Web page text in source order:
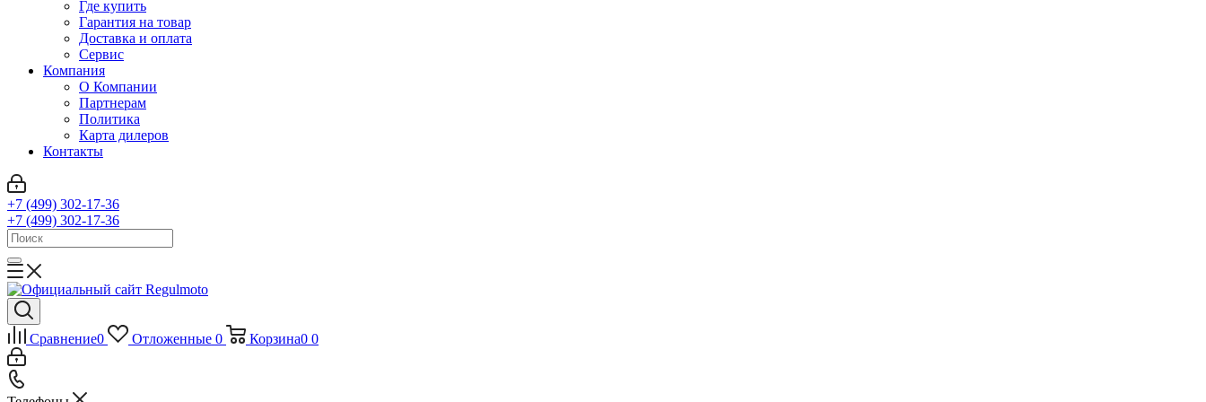
Где купить
Гарантия на товар
Доставка и оплата
Сервис
Компания
О Компании
Партнерам
Политика
Карта дилеров
Контакты
+7 (499) 302-17-36
+7 (499) 302-17-36
Сравнение0 Отложенные 0 Корзина0 0